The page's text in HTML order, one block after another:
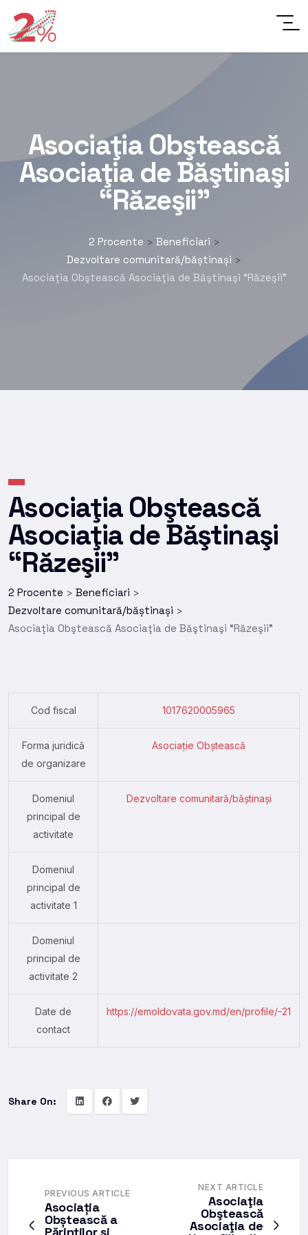
Asociaţia Obştească
Asociaţia de Băştinaşi
“Răzeşii”
2 Procente > Beneficiari >
Dezvoltare comunitară/băștinași >
Asociaţia Obştească Asociaţia de Băştinaşi “Răzeşii”
Asociaţia Obştească
Asociaţia de Băştinaşi
“Răzeşii”
2 Procente > Beneficiari >
Dezvoltare comunitară/băștinași >
Asociaţia Obştească Asociaţia de Băştinaşi “Răzeşii”
Cod fiscal 1017620005965
Forma juridică
de organizare
Asociație Obștească
Domeniul
principal de
activitate
Dezvoltare comunitară/băștinași
Domeniul
principal de
activitate 1
Domeniul
principal de
activitate 2
Date de
contact
https://emoldovata.gov.md/en/profile/-21
Share On:
PREVIOUS ARTICLE
Asociația
Obștească a
Părinţilor şi
NEXT ARTICLE
Asociaţia
Obştească
Asociaţia de